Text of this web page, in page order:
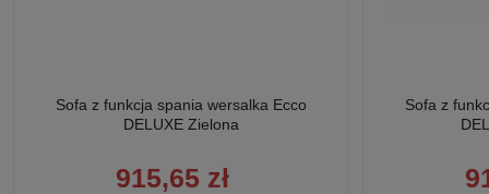
Sofa z funkcja spania wersalka Ecco
DELUXE Zielona
915,65 zł
Sofa z